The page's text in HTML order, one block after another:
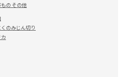
もの その他
のみじん切り